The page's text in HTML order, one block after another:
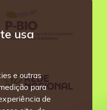
usa
e outras
para
de